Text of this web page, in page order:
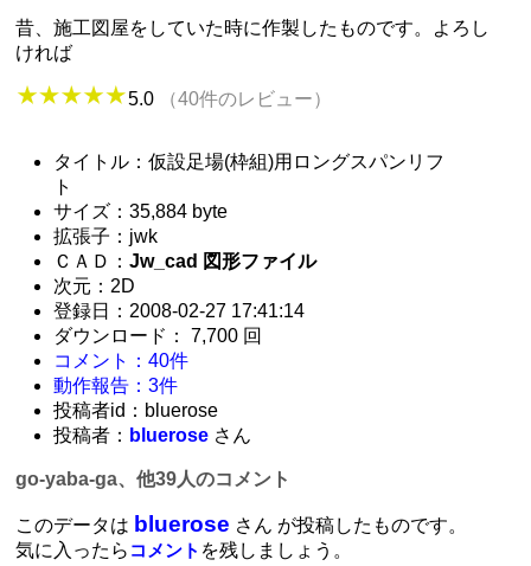
昔、施工図屋をしていた時に作製したものです。よろし
ければ
5.0 （40件のレビュー）
タイトル：仮設足場(枠組)用ロングスパンリフ
ト
サイズ：35,884 byte
拡張子：jwk
ＣＡＤ：Jw_cad 図形ファイル
次元：2D
登録日：2008-02-27 17:41:14
ダウンロード： 7,700 回
コメント：40件
動作報告：3件
投稿者id：bluerose
投稿者： bluerose さん
go-yaba-ga、他39人のコメント
このデータは bluerose さん が投稿したものです。
気に入ったら コメント を残しましょう。